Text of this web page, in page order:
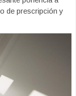
de prescripción y